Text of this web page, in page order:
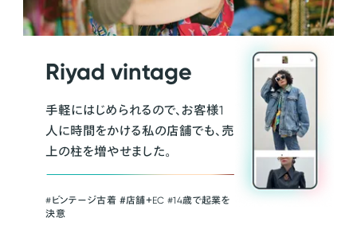
Riyad vintage
手軽にはじめられるので、お客様1
人に時間をかける私の店舗でも、売
上の柱を増やせました。
#ビンテージ古着 ＃店舗＋EC #14歳で起業を
決意